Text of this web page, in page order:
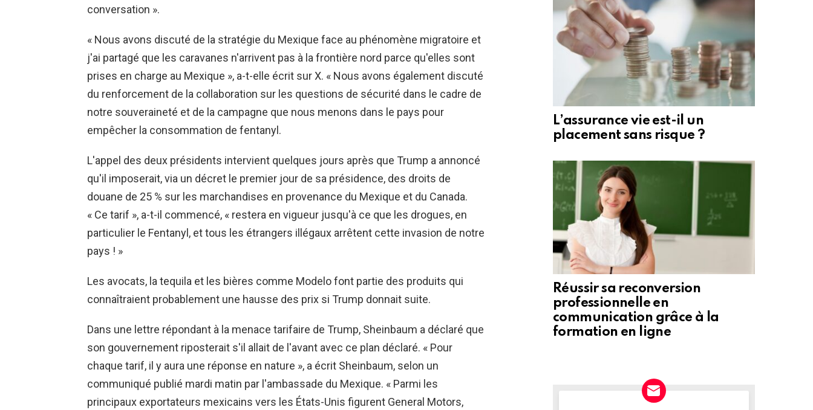
conversation ».
« Nous avons discuté de la stratégie du Mexique face au phénomène migratoire et
j'ai partagé que les caravanes n'arrivent pas à la frontière nord parce qu'elles sont
prises en charge au Mexique », a-t-elle écrit sur X. « Nous avons également discuté
du renforcement de la collaboration sur les questions de sécurité dans le cadre de
notre souveraineté et de la campagne que nous menons dans le pays pour
empêcher la consommation de fentanyl.
L'appel des deux présidents intervient quelques jours après que Trump a annoncé
qu'il imposerait, via un décret le premier jour de sa présidence, des droits de
douane de 25 % sur les marchandises en provenance du Mexique et du Canada.
« Ce tarif », a-t-il commencé, « restera en vigueur jusqu'à ce que les drogues, en
particulier le Fentanyl, et tous les étrangers illégaux arrêtent cette invasion de notre
pays ! »
Les avocats, la tequila et les bières comme Modelo font partie des produits qui
connaîtraient probablement une hausse des prix si Trump donnait suite.
Dans une lettre répondant à la menace tarifaire de Trump, Sheinbaum a déclaré que
son gouvernement riposterait s'il allait de l'avant avec ce plan déclaré. « Pour
chaque tarif, il y aura une réponse en nature », a écrit Sheinbaum, selon un
communiqué publié mardi matin par l'ambassade du Mexique. « Parmi les
principaux exportateurs mexicains vers les États-Unis figurent General Motors,
L’assurance vie est-il un
placement sans risque ?
Réussir sa reconversion
professionnelle en
communication grâce à la
formation en ligne